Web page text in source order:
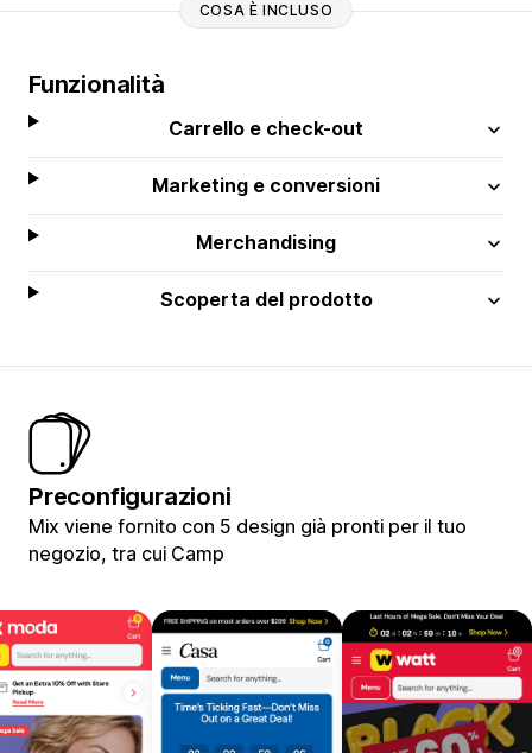
COSA È INCLUSO
Funzionalità
Carrello e check-out
Marketing e conversioni
Merchandising
Scoperta del prodotto
Preconfigurazioni
Mix viene fornito con 5 design già pronti per il tuo
negozio, tra cui Camp